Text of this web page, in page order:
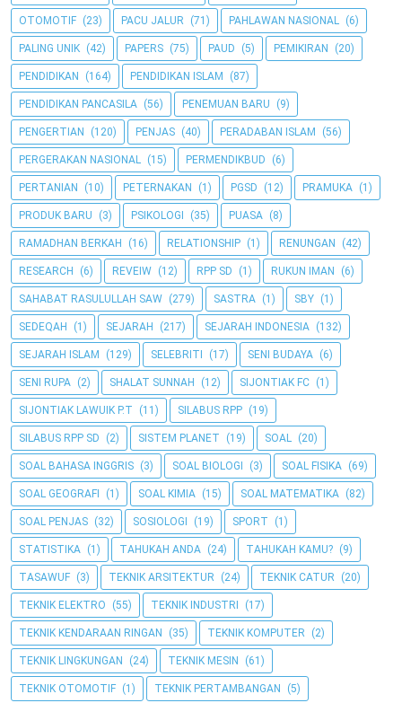
OTOMOTIF (23) PACU JALUR (71) PAHLAWAN NASIONAL (6)
PALING UNIK (42) PAPERS (75) PAUD (5) PEMIKIRAN (20)
PENDIDIKAN (164) PENDIDIKAN ISLAM (87)
PENDIDIKAN PANCASILA (56) PENEMUAN BARU (9)
PENGERTIAN (120) PENJAS (40) PERADABAN ISLAM (56)
PERGERAKAN NASIONAL (15) PERMENDIKBUD (6)
PERTANIAN (10) PETERNAKAN (1) PGSD (12) PRAMUKA (1)
PRODUK BARU (3) PSIKOLOGI (35) PUASA (8)
RAMADHAN BERKAH (16) RELATIONSHIP (1) RENUNGAN (42)
RESEARCH (6) REVEIW (12) RPP SD (1) RUKUN IMAN (6)
SAHABAT RASULULLAH SAW (279) SASTRA (1) SBY (1)
SEDEQAH (1) SEJARAH (217) SEJARAH INDONESIA (132)
SEJARAH ISLAM (129) SELEBRITI (17) SENI BUDAYA (6)
SENI RUPA (2) SHALAT SUNNAH (12) SIJONTIAK FC (1)
SIJONTIAK LAWUIK P.T (11) SILABUS RPP (19)
SILABUS RPP SD (2) SISTEM PLANET (19) SOAL (20)
SOAL BAHASA INGGRIS (3) SOAL BIOLOGI (3) SOAL FISIKA (69)
SOAL GEOGRAFI (1) SOAL KIMIA (15) SOAL MATEMATIKA (82)
SOAL PENJAS (32) SOSIOLOGI (19) SPORT (1)
STATISTIKA (1) TAHUKAH ANDA (24) TAHUKAH KAMU? (9)
TASAWUF (3) TEKNIK ARSITEKTUR (24) TEKNIK CATUR (20)
TEKNIK ELEKTRO (55) TEKNIK INDUSTRI (17)
TEKNIK KENDARAAN RINGAN (35) TEKNIK KOMPUTER (2)
TEKNIK LINGKUNGAN (24) TEKNIK MESIN (61)
TEKNIK OTOMOTIF (1) TEKNIK PERTAMBANGAN (5)